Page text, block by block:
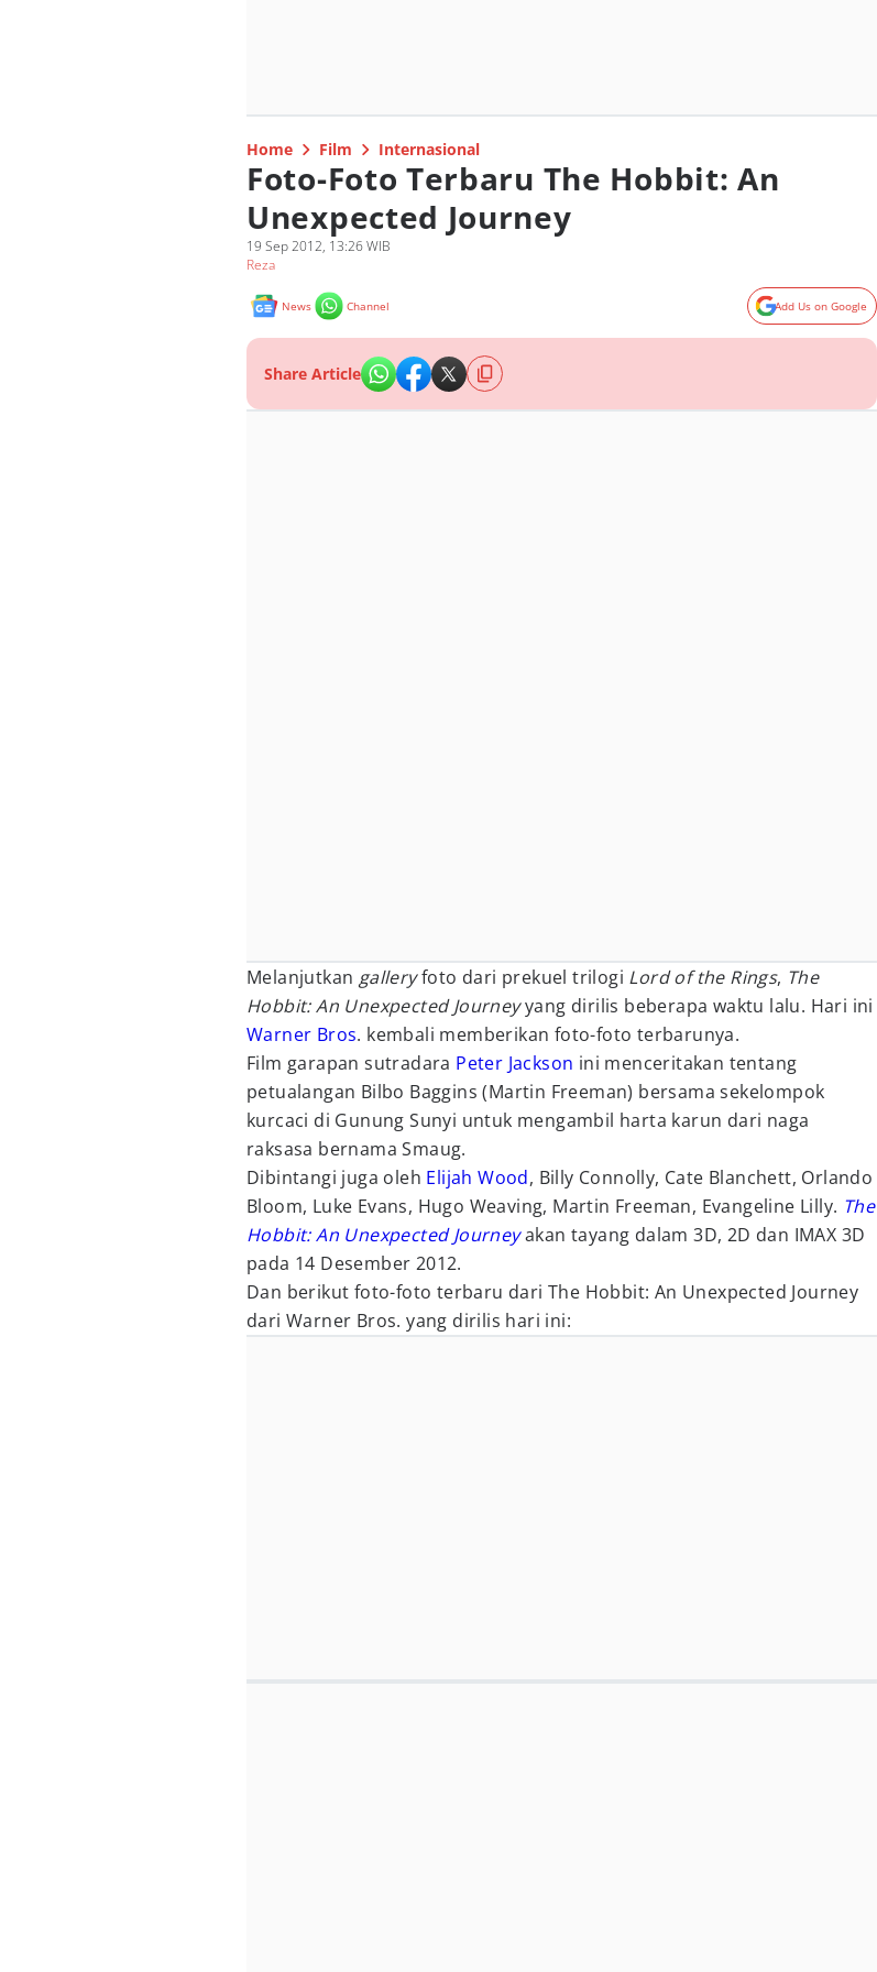
Home Film Internasional
Foto-Foto Terbaru The Hobbit: An
Unexpected Journey
19 Sep 2012, 13:26 WIB
Reza
News Channel Add Us on Google
Share Article
Melanjutkan galleryfoto dari prekuel trilogi Lord of the Rings, The
Hobbit: An Unexpected Journeyyang dirilis beberapa waktu lalu. Hari ini
Warner Bros. kembali memberikan foto-foto terbarunya.
Film garapan sutradara Peter Jackson ini menceritakan tentang
petualangan Bilbo Baggins (Martin Freeman) bersama sekelompok
kurcaci di Gunung Sunyi untuk mengambil harta karun dari naga
raksasa bernama Smaug.
Dibintangi juga oleh Elijah Wood, Billy Connolly, Cate Blanchett, Orlando
Bloom, Luke Evans, Hugo Weaving, Martin Freeman, Evangeline Lilly. The
Hobbit: An Unexpected Journeyakan tayang dalam 3D, 2D dan IMAX 3D
pada 14 Desember 2012.
Dan berikut foto-foto terbaru dari The Hobbit: An Unexpected Journey
dari Warner Bros. yang dirilis hari ini: